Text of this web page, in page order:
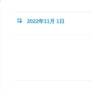
2022年11月 1日